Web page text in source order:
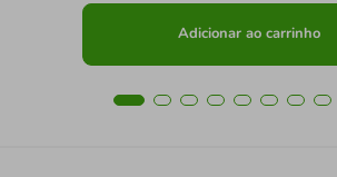
Adicionar ao carrinho